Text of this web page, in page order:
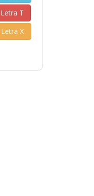
Letra T
Letra X